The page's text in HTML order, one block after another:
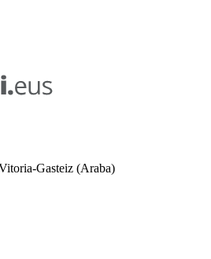
Gasteiz (Araba)